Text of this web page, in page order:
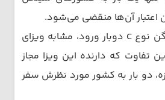
اعتبار آن‌ها منقضی می‌شود.
ویزای توریستی شینگن نوع C دوبار ورود، مشابه ویزای
تفاوت که دارنده این ویزا مجاز
مدت ۱۸۰ روزه، دو بار به کشور مورد نظرش سفر